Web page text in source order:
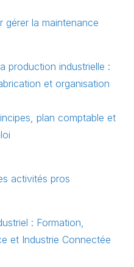
gérer la maintenance
production industrielle :
et organisation
plan comptable et
activités pros
: Formation,
et Industrie Connectée